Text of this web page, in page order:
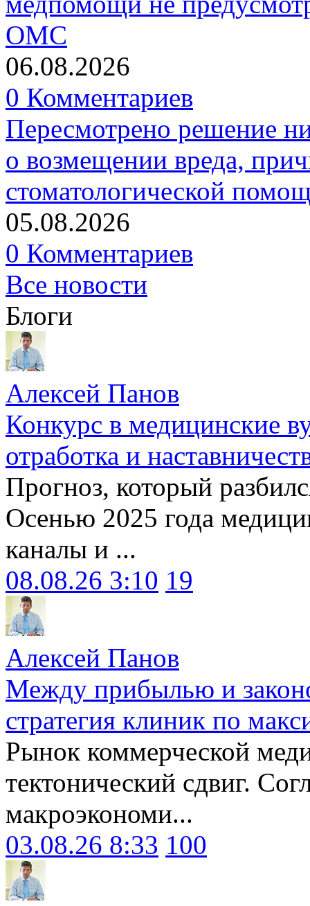
ОМС
06.08.2026
0 Комментариев
Пересмотрено решение
о возмещении вреда,
стоматологической
05.08.2026
0 Комментариев
Все новости
Блоги
Алексей Панов
Конкурс в медицинские
отработка и
Прогноз, который
Осенью 2025 года
каналы и ...
08.08.26 3:10 19
Алексей Панов
Между прибылью и
стратегия клиник по
Рынок коммерческой
тектонический сдвиг.
макроэкономи...
03.08.26 8:33 100